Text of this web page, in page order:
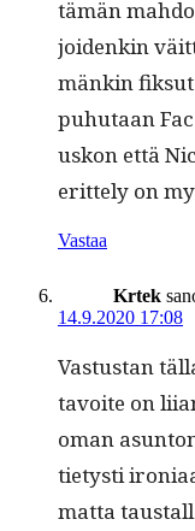
tämän
joidenkin
mänkin
puhutaan
uskon että
erit­te­ly on
Vastaa
Krtek
14.9.2020 17:08
Vas­tus­tan
tavoite on
oman
tietysti
mat­ta